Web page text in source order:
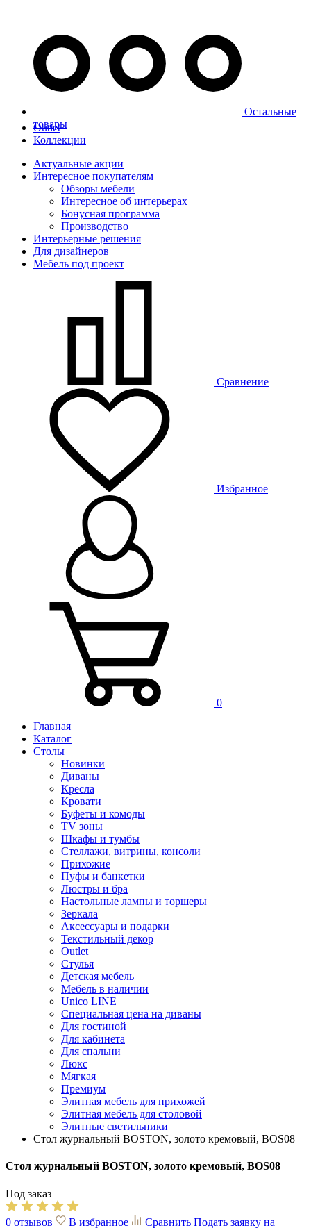
Остальные
товары
Outlet
Коллекции
Актуальные акции
Интересное покупателям
Обзоры мебели
Интересное об интерьерах
Бонусная программа
Производство
Интерьерные решения
Для дизайнеров
Мебель под проект
Сравнение
Избранное
0
Главная
Каталог
Столы
Новинки
Диваны
Кресла
Кровати
Буфеты и комоды
TV зоны
Шкафы и тумбы
Стеллажи, витрины, консоли
Прихожие
Пуфы и банкетки
Люстры и бра
Настольные лампы и торшеры
Зеркала
Аксессуары и подарки
Текстильный декор
Outlet
Стулья
Детская мебель
Мебель в наличии
Unico LINE
Специальная цена на диваны
Для гостиной
Для кабинета
Для спальни
Люкс
Мягкая
Премиум
Элитная мебель для прихожей
Элитная мебель для столовой
Элитные светильники
Стол журнальный BOSTON, золото кремовый, BOS08
Стол журнальный BOSTON, золото кремовый, BOS08
Под заказ
0 отзывов В избранное Сравнить Подать заявку на